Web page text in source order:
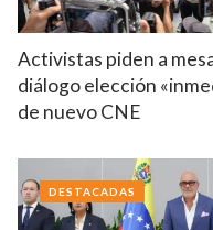
Activistas piden a
diálogo elección
de nuevo CNE
DESTACADAS